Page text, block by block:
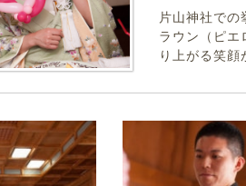
片山神社で
ラウン（ピエ
り上がる笑顔